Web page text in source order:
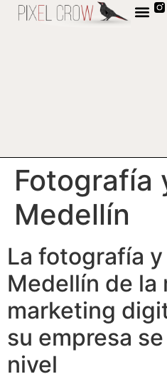
contenido
Fotografía
Medellín
La fotografía
Medellín de la
marketing
su empresa
nivel